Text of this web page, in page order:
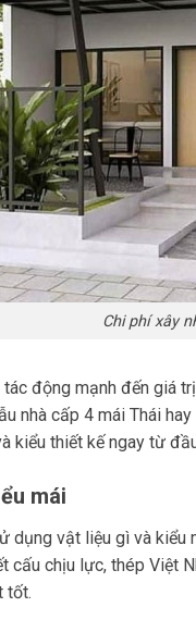
Chi phí xây
tác động mạnh đến giá
nhà cấp 4 mái Thái
kiểu thiết kế ngay từ
mái
dụng vật liệu gì và kiểu
cấu chịu lực, thép Việt
tốt.